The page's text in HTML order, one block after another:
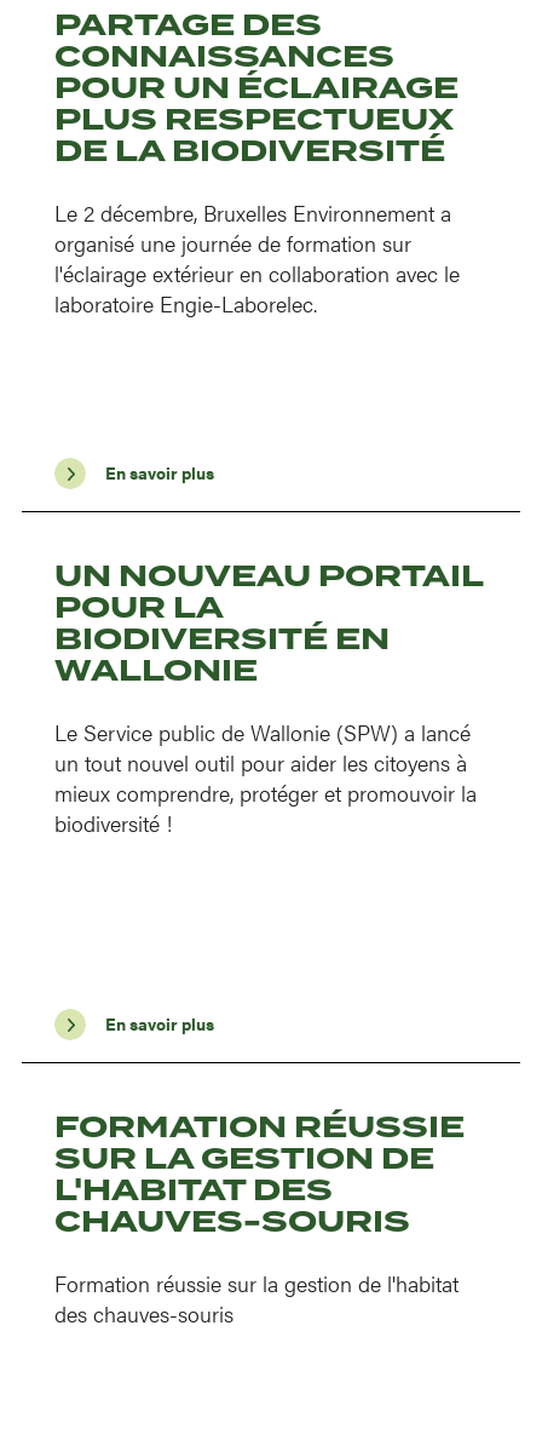
PARTAGE DES
CONNAISSANCES
POUR UN ÉCLAIRAGE
PLUS RESPECTUEUX
DE LA BIODIVERSITÉ
Le 2 décembre, Bruxelles Environnement a
organisé une journée de formation sur
l'éclairage extérieur en collaboration avec le
laboratoire Engie-Laborelec.
En savoir plus
UN NOUVEAU PORTAIL
POUR LA
BIODIVERSITÉ EN
WALLONIE
Le Service public de Wallonie (SPW) a lancé
un tout nouvel outil pour aider les citoyens à
mieux comprendre, protéger et promouvoir la
biodiversité !
En savoir plus
FORMATION RÉUSSIE
SUR LA GESTION DE
L'HABITAT DES
CHAUVES-SOURIS
Formation réussie sur la gestion de l'habitat
des chauves-souris